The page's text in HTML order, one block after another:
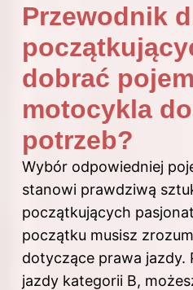
Przewodnik
dobrać
motocykla
potrzeb?
Wybór odpowiedniej
stanowi prawdziwą
początkujących
początku musisz
dotyczące prawa jazdy.
jazdy kategorii B,